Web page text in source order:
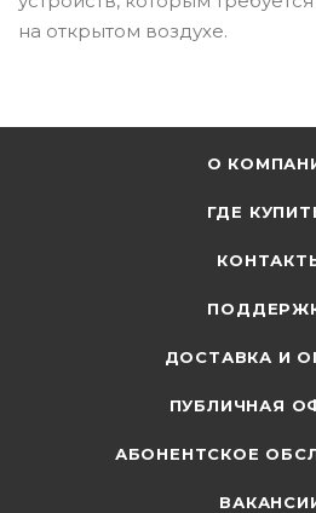
на открытом воздухе.
О
ГДЕ
ДОСТАВКА И
ПУБЛИЧНАЯ
АБОНЕНТСКОЕ